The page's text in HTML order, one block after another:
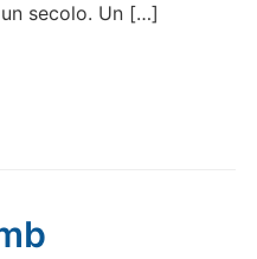
secolo. Un […]